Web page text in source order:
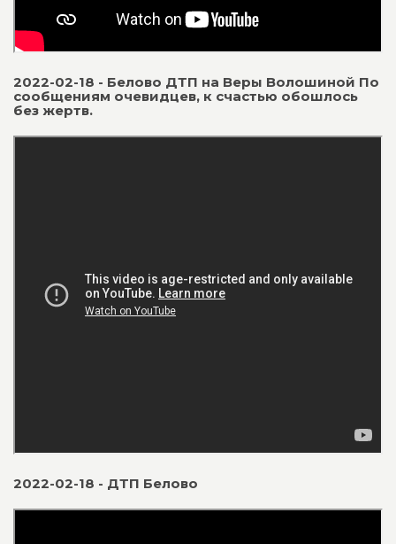
2022-02-18 - Белово ДТП на Веры Волошиной По
сообщениям очевидцев, к счастью обошлось
без жертв.
2022-02-18 - ДТП Белово